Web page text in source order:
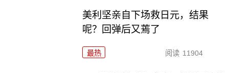
美利坚亲自下场救日元，结果
呢？回弹后又蔫了
最热 阅读 11904